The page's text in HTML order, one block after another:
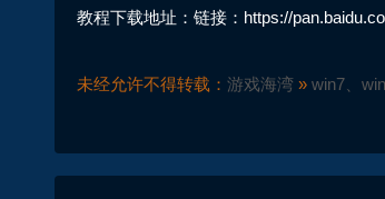
教程下载地址：链接：https://
未经允许不得转载： 游戏海湾» win7、